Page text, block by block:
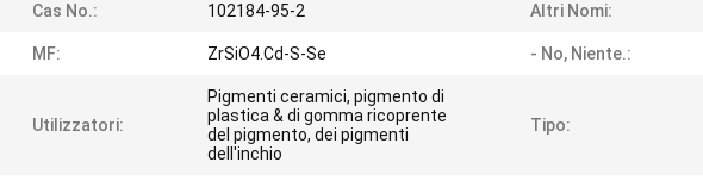
Cas No.: 102184-95-2 Altri Nomi:
MF: ZrSiO4.Cd-S-Se - No, Niente.:
Utilizzatori:
Pigmenti ceramici, pigmento di
plastica & di gomma ricoprente
del pigmento, dei pigmenti
dell'inchio
Tipo: